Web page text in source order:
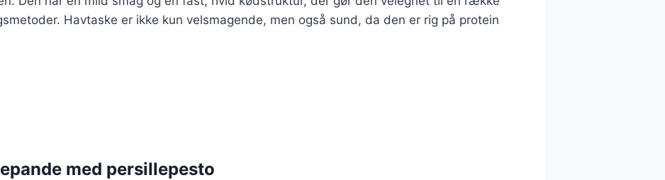
Havtaske er ikke kun velsmagende, men også sund, da den er rig på protein
med persillepesto